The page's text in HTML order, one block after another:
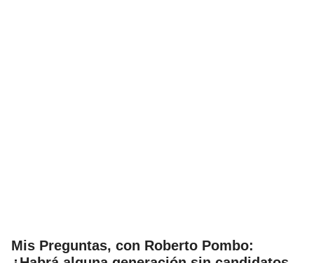
¿Habrá alguna generación sin candidatos